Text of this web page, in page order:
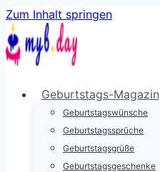
Zum Inhalt springen
Geburtstags-Magazin
Geburtstagswünsche
Geburtstagssprüche
Geburtstagsgrüße
Geburtstagsgeschenke